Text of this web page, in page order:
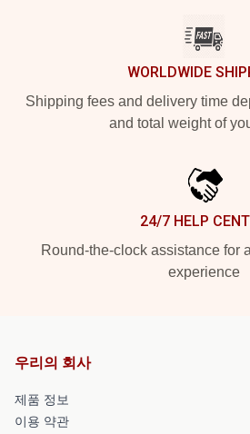
WORLDWIDE
Shipping fees and delivery time
and total weight of
24/7 HELP
Round-the-clock assistance for
experience
우리의 회사
제품 정보
이용 약관